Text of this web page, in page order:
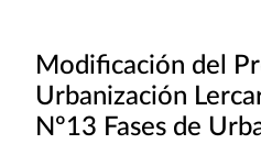
Modificación del
Urbanización
Nº13 Fases de